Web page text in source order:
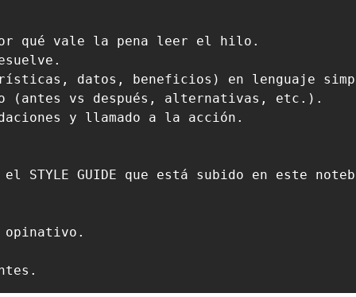
qué vale la pena leer el hilo.
datos, beneficios) en lenguaje
(antes vs después, alternativas, etc.).
y llamado a la acción.
GUIDE que está subido en este
opinativo.